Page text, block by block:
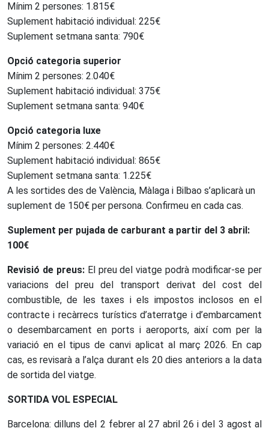
Mínim 2 persones: 1.815€
Suplement habitació individual: 225€
Suplement setmana santa: 790€
Opció categoria superior
Mínim 2 persones: 2.040€
Suplement habitació individual: 375€
Suplement setmana santa: 940€
Opció categoria luxe
Mínim 2 persones: 2.440€
Suplement habitació individual: 865€
Suplement setmana santa: 1.225€
A les sortides des de València, Màlaga i Bilbao s’aplicarà un
suplement de 150€ per persona. Confirmeu en cada cas.
Suplement per pujada de carburant a partir del 3 abril:
100€
Revisió de preus:El preu del viatge podrà modificar-se per
variacions del preu del transport derivat del cost del
combustible, de les taxes i els impostos inclosos en el
contracte i recàrrecs turístics d’aterratge i d’embarcament
o desembarcament en ports i aeroports, així com per la
variació en el tipus de canvi aplicat al març 2026. En cap
cas, es revisarà a l’alça durant els 20 dies anteriors a la data
de sortida del viatge.
SORTIDA VOL ESPECIAL
Barcelona: dilluns del 2 febrer al 27 abril 26 i del 3 agost al